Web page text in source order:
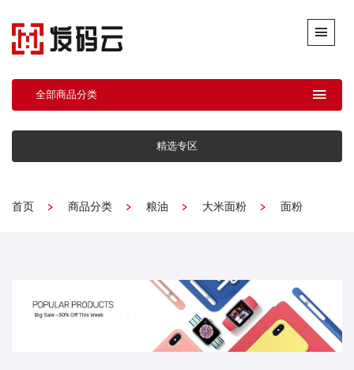
全部商品分类
精选专区
首页 商品分类 粮油 大米面粉 面粉